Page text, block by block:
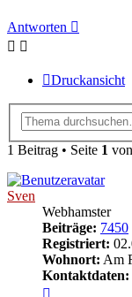
Antworten
Druckansicht
1 Beitrag • Seite 1 von
Sven
Webhamster
Beiträge: 7450
Registriert:
Wohnort: Am
Kontaktdaten: